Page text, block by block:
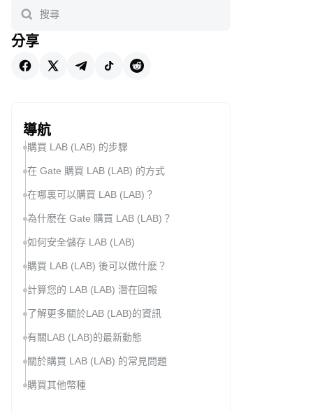
分享
導航
購買 LAB (LAB) 的步驟
在 Gate 購買 LAB (LAB) 的方式
在哪裏可以購買 LAB (LAB)？
為什麽在 Gate 購買 LAB (LAB)？
如何安全儲存 LAB (LAB)
購買 LAB (LAB) 後可以做什麽？
計算您的 LAB (LAB) 潛在回報
了解更多關於LAB (LAB)的資訊
有關LAB (LAB)的最新動態
關於購買 LAB (LAB) 的常見問題
購買其他幣種